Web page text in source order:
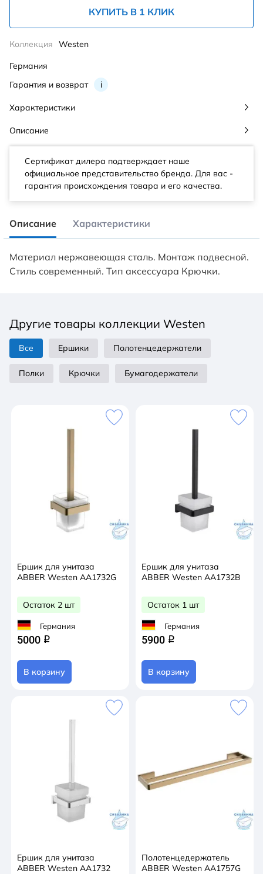
КУПИТЬ В 1 КЛИК
Гарантия и возврат i
Коллекция Westen
Германия
Характеристики
Описание
Сертификат дилера подтверждает наше
официальное представительство бренда. Для вас -
гарантия происхождения товара и его качества.
Описание Характеристики
Материал нержавеющая сталь. Монтаж подвесной.
Стиль современный. Тип аксессуара Крючки.
Другие товары коллекции Westen
Все Ершики Полотенцедержатели
Полки Крючки Бумагодержатели
Ершик для унитаза
ABBER Westen AA1732G
Остаток 2 шт
Германия
5000 q
В корзину
Ершик для унитаза
ABBER Westen AA1732B
Остаток 1 шт
Германия
5900 q
В корзину
Ершик для унитаза
ABBER Westen AA1732
Полотенцедержатель
ABBER Westen AA1757G